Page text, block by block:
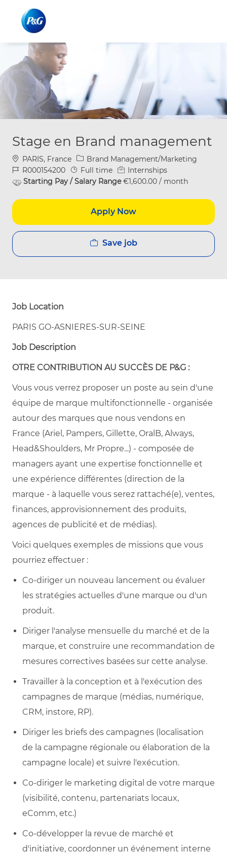
Stage en Brand management
Location
PARIS, France Category
Brand Management/Marketing
Job IdR000154200 Job Type
Full time
Internships
Starting Pay / Salary Range€1,600.00 / month
Apply Now
Save job
Job Location
PARIS GO-ASNIERES-SUR-SEINE
Job Description
OTRE CONTRIBUTION AU SUCCÈS DE P&G :
Vous vous verrez proposer un poste au sein d'une
équipe de marque multifonctionnelle - organisée
autour des marques que nous vendons en
France (Ariel, Pampers, Gillette, OralB, Always,
Head&Shoulders, Mr Propre...) - composée de
managers ayant une expertise fonctionnelle et
une expérience différentes (direction de la
marque - à laquelle vous serez rattaché(e), ventes,
finances, approvisionnement des produits,
agences de publicité et de médias).
Voici quelques exemples de missions que vous
pourriez effectuer :
Co-diriger un nouveau lancement ou évaluer
les stratégies actuelles d'une marque ou d'un
produit.
Diriger l'analyse mensuelle du marché et de la
marque, et construire une recommandation de
mesures correctives basées sur cette analyse.
Travailler à la conception et à l'exécution des
campagnes de marque (médias, numérique,
CRM, instore, RP).
Diriger les briefs des campagnes (localisation
de la campagne régionale ou élaboration de la
campagne locale) et suivre l'exécution.
Co-diriger le marketing digital de votre marque
(visibilité, contenu, partenariats locaux,
eComm, etc.)
Co-développer la revue de marché et
d'initiative, coordonner un événement interne